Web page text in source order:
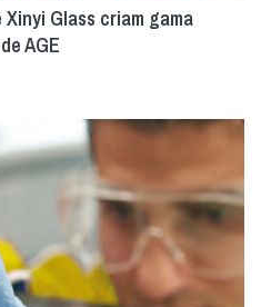
Glass criam gama
AGE